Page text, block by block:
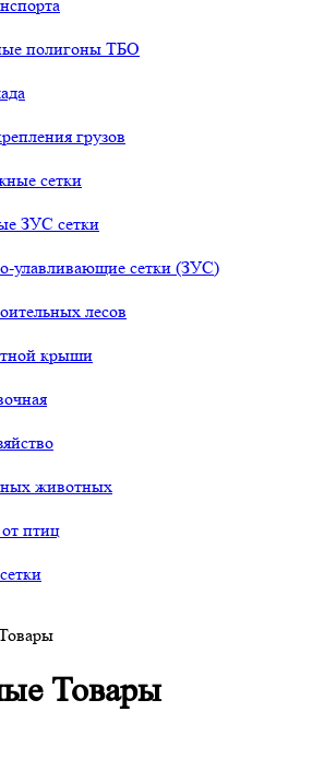
полигоны ТБО
грузов
сетки
ЗУС сетки
улавливающие сетки (ЗУС)
лесов
крыши
животных
птиц
Товары